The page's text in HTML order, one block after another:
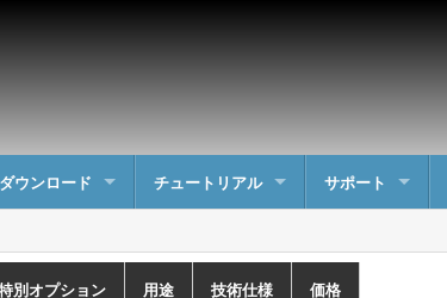
ダウンロード チュートリアル サポート
別オプション 用途 技術仕様 価格